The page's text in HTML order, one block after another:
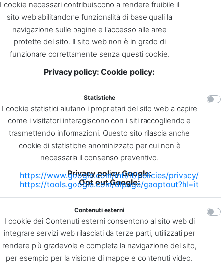
I cookie necessari contribuiscono a rendere fruibile il
sito web abilitandone funzionalità di base quali la
navigazione sulle pagine e l'accesso alle aree
protette del sito. Il sito web non è in grado di
funzionare correttamente senza questi cookie.
Privacy policy: Cookie policy:
Statistiche
I cookie statistici aiutano i proprietari del sito web a capire
come i visitatori interagiscono con i siti raccogliendo e
trasmettendo informazioni. Questo sito rilascia anche
cookie di statistiche anominizzato per cui non è
necessaria il consenso preventivo.
Privacy policy Google:
https://www.google.com/intl/it/policies/privacy/
Opt out Google:
https://tools.google.com/dlpage/gaoptout?hl=it
Contenuti esterni
I cookie dei Contenuti esterni consentono al sito web di
integrare servizi web rilasciati da terze parti, utilizzati per
rendere più gradevole e completa la navigazione del sito,
per esempio per la visione di mappe e contenuti video.